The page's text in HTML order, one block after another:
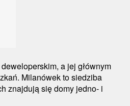
a jej głównym
Milanówek to siedziba
znajdują się domy jedno- i